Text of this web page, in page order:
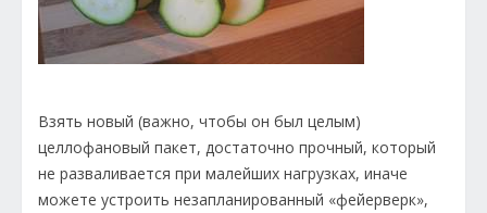
Взять новый (важно, чтобы он был целым)
целлофановый пакет, достаточно прочный, который
не разваливается при малейших нагрузках, иначе
можете устроить незапланированный «фейерверк»,